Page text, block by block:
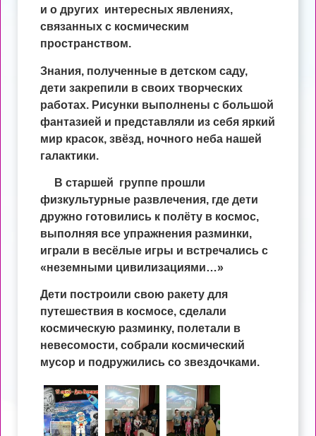
и о других интересных явлениях,
связанных с космическим
пространством.
Знания, полученные в детском саду,
дети закрепили в своих творческих
работах. Рисунки выполнены с большой
фантазией и представляли из себя яркий
мир красок, звёзд, ночного неба нашей
галактики.
В старшей группе прошли
физкультурные развлечения, где дети
дружно готовились к полёту в космос,
выполняя все упражнения разминки,
играли в весёлые игры и встречались с
«неземными цивилизациями…»
Дети построили свою ракету для
путешествия в космосе, сделали
космическую разминку, полетали в
невесомости, собрали космический
мусор и подружились со звездочками.